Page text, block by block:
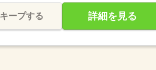
キープする 詳細を見る